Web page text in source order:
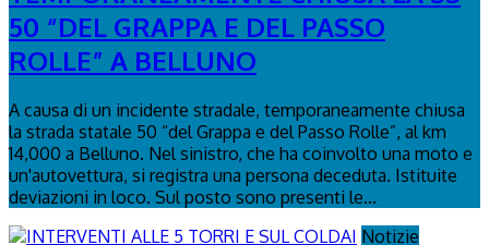
50 “DEL GRAPPA E DEL PASSO
ROLLE” A BELLUNO
A causa di un incidente stradale, temporaneamente chiusa
la strada statale 50 “del Grappa e del Passo Rolle”, al km
14,000 a Belluno. Nel sinistro, che ha coinvolto una moto e
un'autovettura, si registra una persona deceduta. Istituite
deviazioni in loco. Sul posto sono presenti le...
Notizie